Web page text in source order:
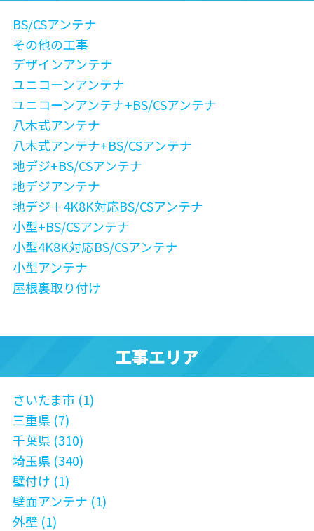
BS/CSアンテナ
その他の工事
デザインアンテナ
ユニコーンアンテナ
ユニコーンアンテナ+BS/CSアンテナ
八木式アンテナ
八木式アンテナ+BS/CSアンテナ
地デジ+BS/CSアンテナ
地デジアンテナ
地デジ＋4K8K対応BS/CSアンテナ
小型+BS/CSアンテナ
小型4K8K対応BS/CSアンテナ
小型アンテナ
屋根裏取り付け
工事エリア
さいたま市 (1)
三重県 (7)
千葉県 (310)
埼玉県 (340)
壁付け (1)
壁面アンテナ (1)
外壁 (1)